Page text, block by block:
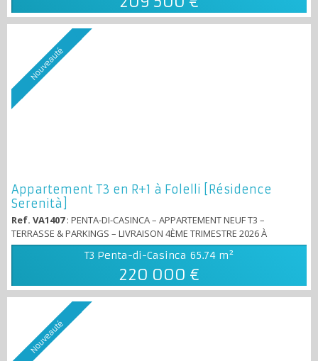
séjour avec cuisine ouverte de 36 m² donnant directement sur la
terrasse et le...
Nouveauté
Appartement T3 en R+1 à Folelli [Résidence
Serenità]
Ref. VA1407: PENTA-DI-CASINCA – APPARTEMENT NEUF T3 –
TERRASSE & PARKINGS – LIVRAISON 4ÈME TRIMESTRE 2026 À
seulement 500 mètres du centre-ville de Folelli et à 30 minutes de
Bastia, découvrez ce superbe appartement situé au R+1 et dernier
étage de la résidence neuve « Résidence Serenità ». Avec 65,74 m²
habitables et une terrasse couverte de 13,64 m², cet appartement
offre un plan fonctionnel e...
T3 Penta-di-Casinca 65.74 m²
220 000 €
Nouveauté